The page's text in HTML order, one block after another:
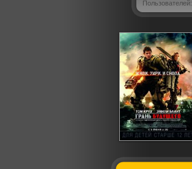
Пользователей: